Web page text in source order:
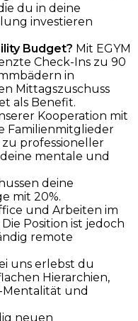
du in deine
investieren
Budget? Mit EGYM
Check-Ins zu 90
in
Mittagszuschuss
als Benefit.
Kooperation mit
Familienmitglieder
professioneller
mentale und
deine
mit 20%.
und Arbeiten im
Position ist jedoch
remote
uns erlebst du
Hierarchien,
Mentalität und
neuen